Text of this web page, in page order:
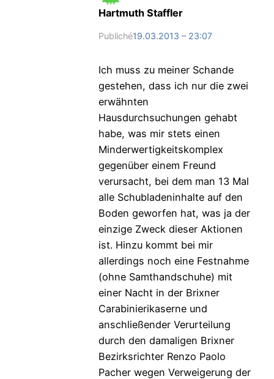
Hartmuth Staffler
Publiché19.03.2013 – 23:07
Ich muss zu meiner Schande
gestehen, dass ich nur die zwei
erwähnten
Hausdurchsuchungen gehabt
habe, was mir stets einen
Minderwertigkeitskomplex
gegenüber einem Freund
verursacht, bei dem man 13 Mal
alle Schubladeninhalte auf den
Boden geworfen hat, was ja der
einzige Zweck dieser Aktionen
ist. Hinzu kommt bei mir
allerdings noch eine Festnahme
(ohne Samthandschuhe) mit
einer Nacht in der Brixner
Carabinierikaserne und
anschließender Verurteilung
durch den damaligen Brixner
Bezirksrichter Renzo Paolo
Pacher wegen Verweigerung der